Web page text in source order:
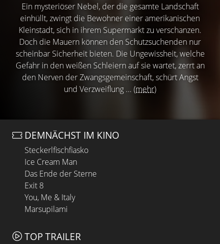
Ein mysteriöser Nebel, der die gesamte Landschaft
einhüllt, zwingt die Bewohner einer amerikanischen
Kleinstadt, sich in ihrem Supermarkt zu verschanzen.
Doch die Mauern können den Schutzsuchenden nur
scheinbar Sicherheit bieten. Die Ungewissheit, welche
Gefahr in den weißen Schleiern auf sie wartet, zerrt an
den Nerven der Zwangsgemeinschaft, schürt Angst
und Verzweiflung ... (mehr)
DEMNÄCHST IM KINO
Steckerlfischfiasko
Ice Cream Man
Das Ende der Sterne
Exit 8
You, Me & Italy
Marsupilami
TOP TRAILER